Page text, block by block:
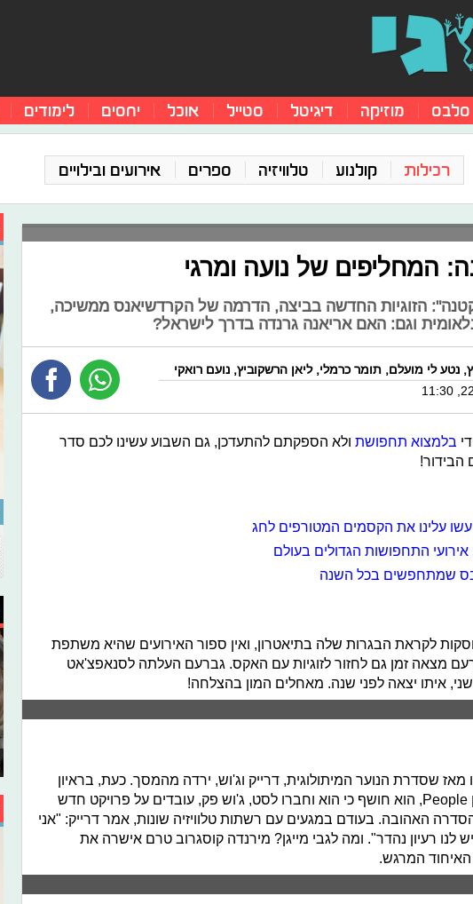
סלבס מוזיקה דיגיטל סטייל אוכל יחסים לימודים
רכילות קולנוע טלוויזיה ספרים אירועים ובילויים
המחליפים של נועה ומרגי
הזוגיות החדשה בביצה, הדרמה של הקרדשיאנס ממשיכה,
וגם: האם אריאנה גרנדה בדרך לישראל?
, נטע לי מועלם, תומר כרמלי,ליאן הרשקוביץ, נועם רואקי
בלמצוא תחפושת ולא הספקתם להתעדכן, גם השבוע עשינו לכם סדר
עלינו את הקסמים המטורפים לחג
התחפושות הגדולים בעולם
שמתחפשים בכל השנה
לקראת הבגרות שלה בתיאטרון, ואין ספור האירועים שהיא משתפת
מצאה זמן גם לחזור לזוגיות עם האקס. גברעם העלתה לסנאפצ'אט
איתו יצאה לפני שנה. מאחלים המון בהצלחה!
עברו מאז שסדרת הנוער המיתולוגית, דרייק וג'וש, ירדה מהמסך. כעת, בראיון
שנתן דרייק בל למגזין People, הוא חושף כי הוא וחברו לסט, ג'וש פק, עובדים על פרויקט חדש
האהובה. בעודם במגעים עם רשתות טלוויזיה שונות, אמר דרייק: "אני
לנו רעיון נהדר". ומה לגבי מייגן? מירנדה קוסגרוב טרם אישרה את
המרגש.